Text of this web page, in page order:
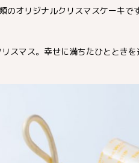
オリジナルクリスマスケーキです
スマス。幸せに満ちたひとときを